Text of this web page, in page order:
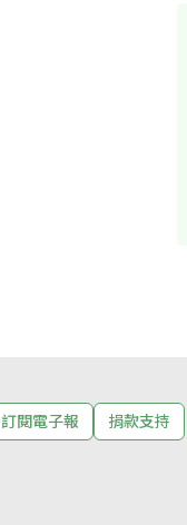
訂閱電子報 捐款支持